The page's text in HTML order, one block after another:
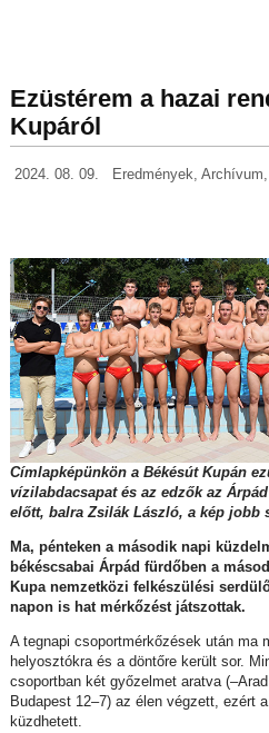
Ezüstérem a hazai
Kupáról
2024. 08. 09. Eredmények, Archívum,
Címlapképünkön a Békésút Kupán
vízilabdacsapat és az edzők az
előtt, balra Zsilák László, a kép jobb
Ma, pénteken a második napi
békéscsabai Árpád fürdőben a
Kupa nemzetközi felkészülési
napon is hat mérkőzést játszottak.
A tegnapi csoportmérkőzések után ma
helyosztókra és a döntőre került sor.
csoportban két győzelmet aratva
Budapest 12–7) az élen végzett, ezért
küzdhetett.